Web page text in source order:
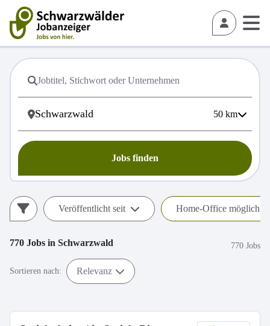
50 km
Jobs finden
Veröffentlicht seit Home-Office möglich
770 Jobs in Schwarzwald 770 Jobs
Sortieren nach: Relevanz